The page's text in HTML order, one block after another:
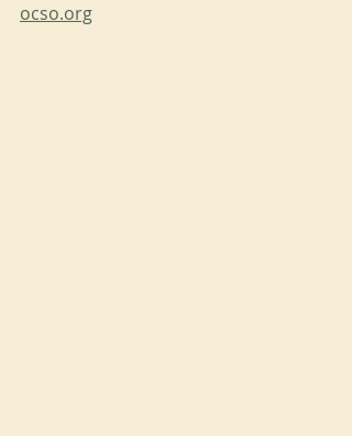
ocso.org